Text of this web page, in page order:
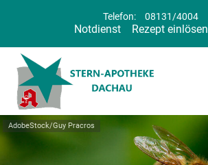
Telefon: 08131/4004
Notdienst Rezept einlösen
AdobeStock/Guy Pracros